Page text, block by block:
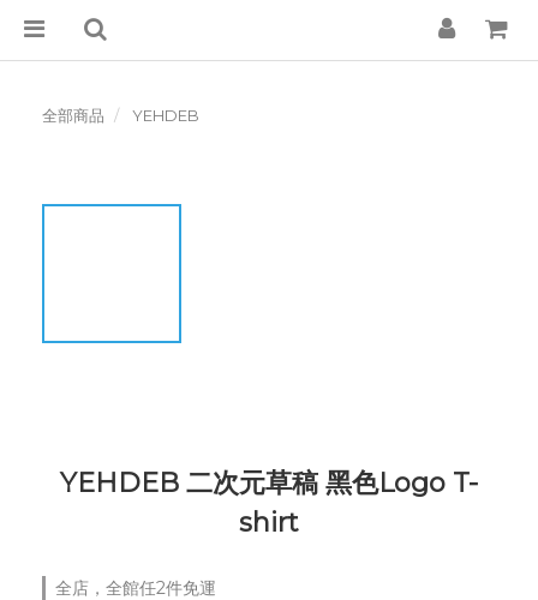
全部商品 YEHDEB
YEHDEB 二次元草稿 黑色Logo T-
shirt
全店，全館任2件免運